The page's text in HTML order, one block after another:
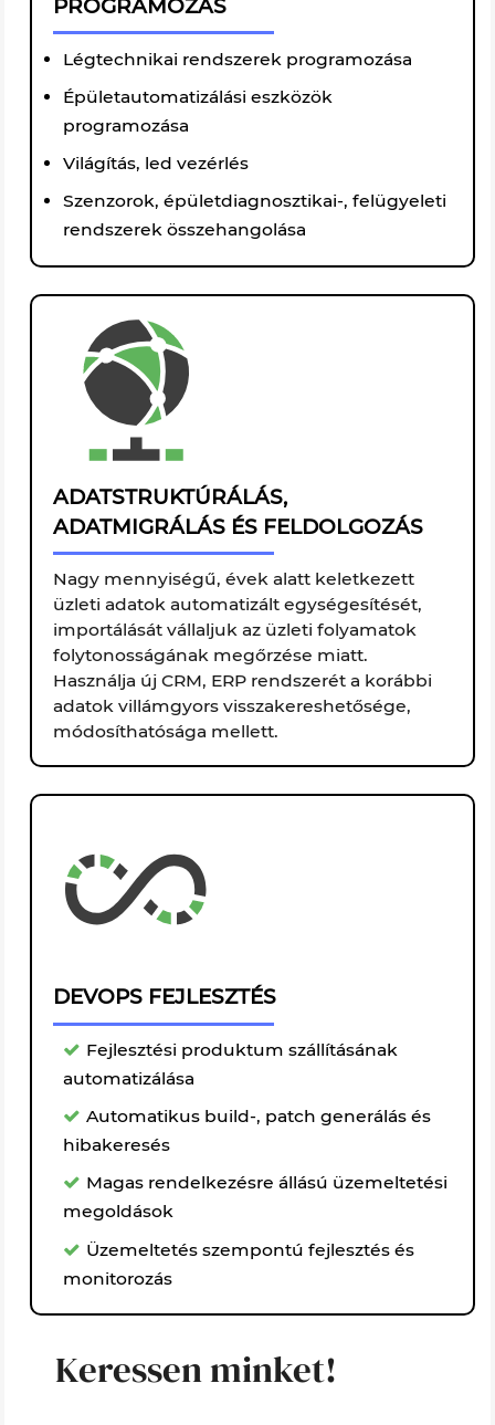
PROGRAMOZÁS
Légtechnikai rendszerek programozása
Épületautomatizálási eszközök
programozása
Világítás, led vezérlés
Szenzorok, épületdiagnosztikai-, felügyeleti
rendszerek összehangolása
ADATSTRUKTÚRÁLÁS,
ADATMIGRÁLÁS ÉS FELDOLGOZÁS
Nagy mennyiségű, évek alatt keletkezett
üzleti adatok automatizált egységesítését,
importálását vállaljuk az üzleti folyamatok
folytonosságának megőrzése miatt.
Használja új CRM, ERP rendszerét a korábbi
adatok villámgyors visszakereshetősége,
módosíthatósága mellett.
Keressen minket!
DEVOPS FEJLESZTÉS
Fejlesztési produktum szállításának
automatizálása
Automatikus build-, patch generálás és
hibakeresés
Magas rendelkezésre állású üzemeltetési
megoldások
Üzemeltetés szempontú fejlesztés és
monitorozás